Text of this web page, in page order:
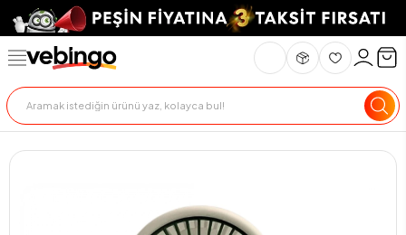
Genel Bakış Ürün Açıklaması Teknik Özellikler Teslimat Ve İade